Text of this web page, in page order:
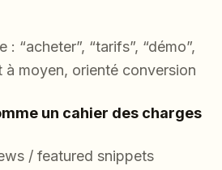
: “acheter”, “tarifs”, “démo”,
à moyen, orienté conversion
un cahier des charges
/ featured snippets